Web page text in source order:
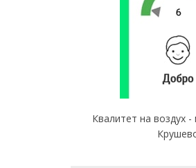
Квалитет на воздух